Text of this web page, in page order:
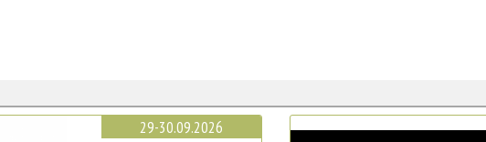
29-30.09.2026